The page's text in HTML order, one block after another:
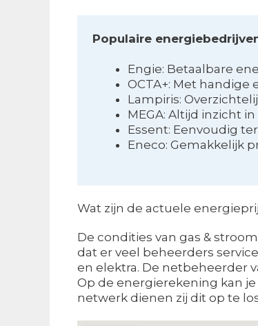
Populaire
Engie: Betaalbare
OCTA+: Met
Lampiris:
MEGA: Altijd inzicht
Essent: Eenvoudig
Eneco: Gemakkelijk
Wat zijn de actuele
De condities van gas &
dat er veel beheerders
en elektra. De netbeheerder
Op de energierekening kan
netwerk dienen zij dit op te